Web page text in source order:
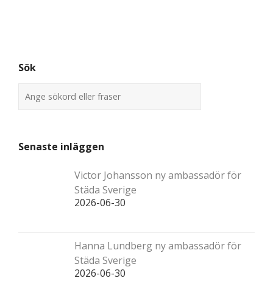
Sök
Senaste inläggen
Victor Johansson ny ambassadör för
Städa Sverige
2026-06-30
Hanna Lundberg ny ambassadör för
Städa Sverige
2026-06-30